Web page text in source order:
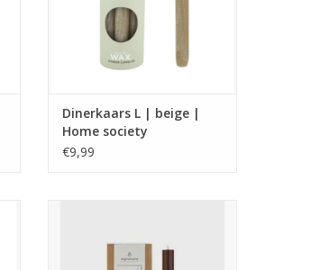
TOEVOEGEN AAN WINKELWAGEN
Dinerkaars L | beige |
Home society
€9,99
fairtrade en 100% natuurlijk. Per
10 stuks, 8 uur brandtijd, in